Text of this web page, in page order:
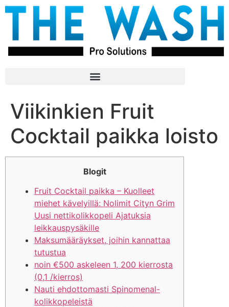
Viikinkien Fruit
Cocktail paikka loisto
Blogit
Fruit Cocktail paikka – Kuolleet
miehet kävelyillä: Nolimit Cityn Grim
Uusi nettikolikkopeli Ajatuksia
leikkauspysäkille
Maksumääräykset, joihin kannattaa
tutustua
noin €500 askeleen 1, 200 kierrosta
(0,1 /kierros)
Nauti ehdottomasti Spinomenal-
kolikkopeleistä